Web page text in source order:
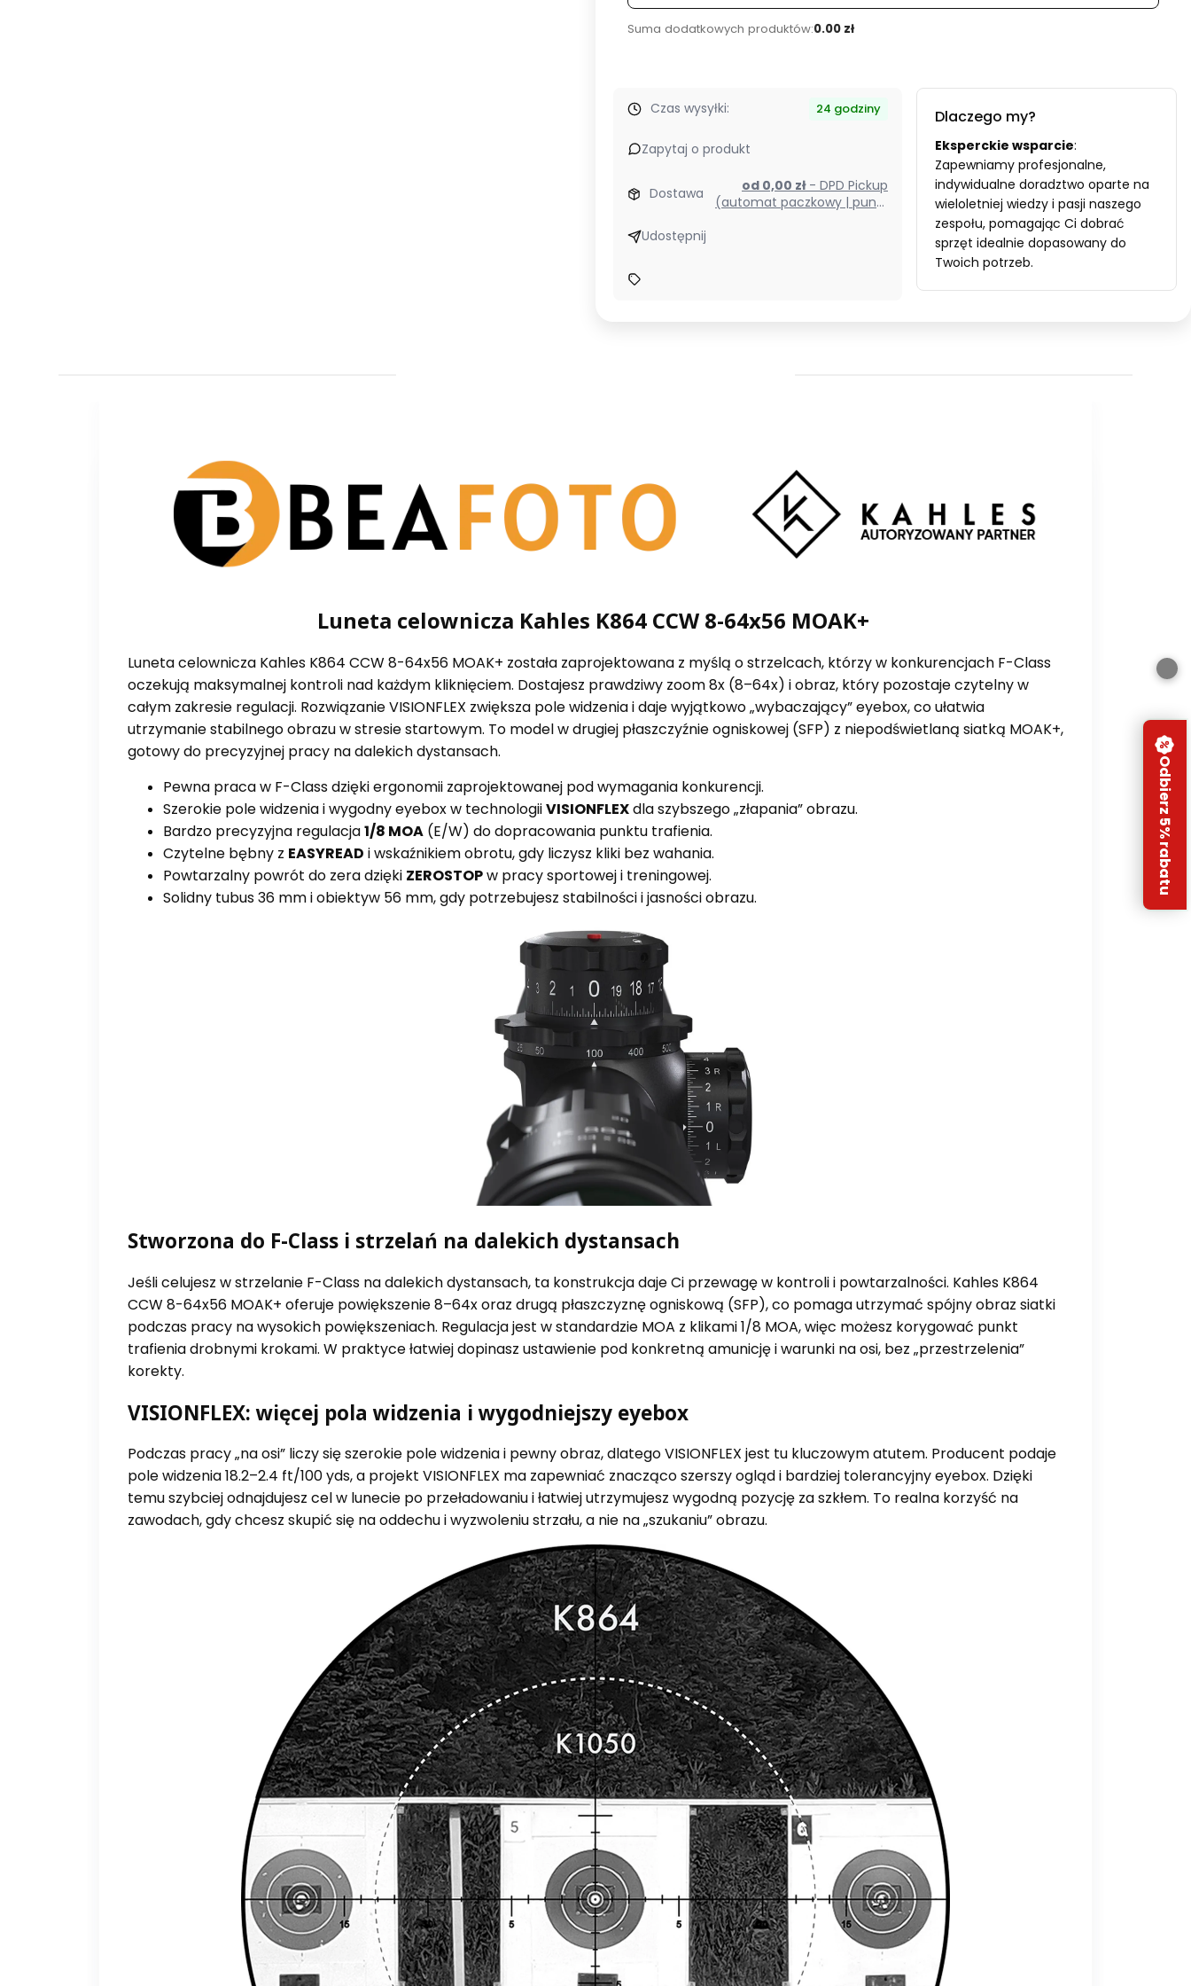
Suma dodatkowych produktów:0.00 zł
Czas wysyłki: 24 godziny
Zapytaj o produkt
Dostawa od 0,00 zł - DPD Pickup
(automat paczkowy | punkt
Udostępnij
Dlaczego my?
Eksperckie wsparcie:
Zapewniamy profesjonalne,
indywidualne doradztwo oparte na
wieloletniej wiedzy i pasji naszego
zespołu, pomagając Ci dobrać
sprzęt idealnie dopasowany do
Twoich potrzeb.
Luneta celownicza Kahles K864 CCW 8-64x56 MOAK+
Luneta celownicza Kahles K864 CCW 8-64x56 MOAK+ została zaprojektowana z myślą o strzelcach, którzy w konkurencjach F-Class
oczekują maksymalnej kontroli nad każdym kliknięciem. Dostajesz prawdziwy zoom 8x (8–64x) i obraz, który pozostaje czytelny w
całym zakresie regulacji. Rozwiązanie VISIONFLEX zwiększa pole widzenia i daje wyjątkowo „wybaczający” eyebox, co ułatwia
utrzymanie stabilnego obrazu w stresie startowym. To model w drugiej płaszczyźnie ogniskowej (SFP) z niepodświetlaną siatką MOAK+,
gotowy do precyzyjnej pracy na dalekich dystansach.
Pewna praca w F-Class dzięki ergonomii zaprojektowanej pod wymagania konkurencji.
Szerokie pole widzenia i wygodny eyebox w technologiiVISIONFLEXdla szybszego „złapania” obrazu.
Bardzo precyzyjna regulacja1/8 MOA (E/W) do dopracowania punktu trafienia.
Czytelne bębny z EASYREAD i wskaźnikiem obrotu, gdy liczysz kliki bez wahania.
Powtarzalny powrót do zera dzięki ZEROSTOPw pracy sportowej i treningowej.
Solidny tubus 36 mm i obiektyw 56 mm, gdy potrzebujesz stabilności i jasności obrazu.
Stworzona do F-Class i strzelań na dalekich dystansach
Jeśli celujesz w strzelanie F-Class na dalekich dystansach, ta konstrukcja daje Ci przewagę w kontroli i powtarzalności. Kahles K864
CCW 8-64x56 MOAK+ oferuje powiększenie 8–64x oraz drugą płaszczyznę ogniskową (SFP), co pomaga utrzymać spójny obraz siatki
podczas pracy na wysokich powiększeniach. Regulacja jest w standardzie MOA z klikami 1/8 MOA, więc możesz korygować punkt
trafienia drobnymi krokami. W praktyce łatwiej dopinasz ustawienie pod konkretną amunicję i warunki na osi, bez „przestrzelenia”
korekty.
VISIONFLEX: więcej pola widzenia i wygodniejszy eyebox
Podczas pracy „na osi” liczy się szerokie pole widzenia i pewny obraz, dlatego VISIONFLEX jest tu kluczowym atutem. Producent podaje
pole widzenia 18.2–2.4 ft/100 yds, a projekt VISIONFLEX ma zapewniać znacząco szerszy ogląd i bardziej tolerancyjny eyebox. Dzięki
temu szybciej odnajdujesz cel w lunecie po przeładowaniu i łatwiej utrzymujesz wygodną pozycję za szkłem. To realna korzyść na
zawodach, gdy chcesz skupić się na oddechu i wyzwoleniu strzału, a nie na „szukaniu” obrazu.
Odbierz 5% rabatu